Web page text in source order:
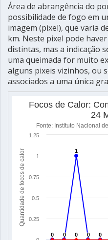
Área de abrangência do
possibilidade de fogo em
imagem (pixel), que varia
km. Neste pixel pode
distintas, mas a indicação
uma queimada for muito
alguns pixeis vizinhos, ou
associados a uma única